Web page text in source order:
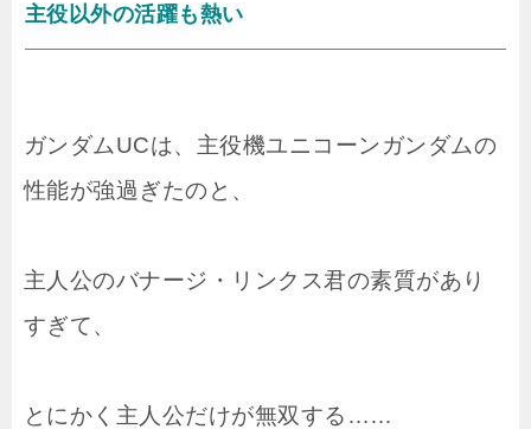
主役以外の活躍も熱い
ガンダムUCは、主役機ユニコーンガンダムの
性能が強過ぎたのと、
主人公のバナージ・リンクス君の素質があり
すぎて、
とにかく主人公だけが無双する……